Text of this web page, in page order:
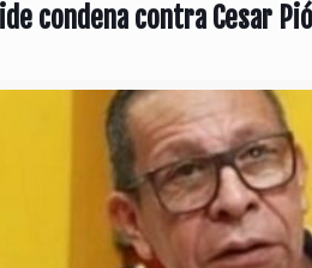
condena contra Cesar